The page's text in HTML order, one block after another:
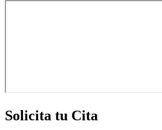
Solicita tu Cita